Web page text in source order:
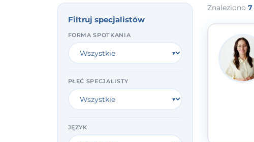
Filtruj specjalistów
FORMA SPOTKANIA
PŁEĆ SPECJALISTY
JĘZYK
Znaleziono 7